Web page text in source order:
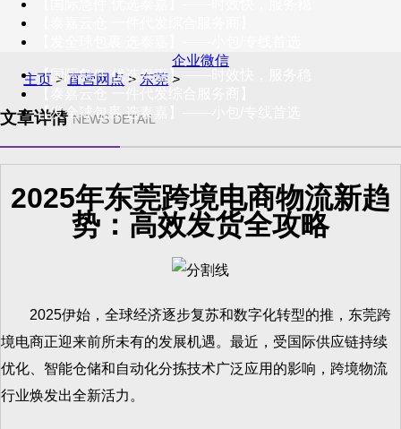
联系我们
【国际急件 优选泰嘉】——时效快，服务稳
【发全球包裹 选泰嘉】——小包/专线首选
企业微信
主页 > 直营网点 > 东莞 >
文章详情 NEWS DETAIL
2025年东莞跨境电商物流新趋
势：高效发货全攻略
2025伊始，全球经济逐步复苏和数字化转型的推，东莞跨
境电商正迎来前所未有的发展机遇。最近，受国际供应链持续
优化、智能仓储和自动化分拣技术广泛应用的影响，跨境物流
行业焕发出全新活力。